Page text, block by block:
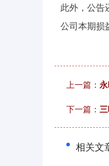
此外，公告
公司本期损
上一篇：
下一篇：
相关文